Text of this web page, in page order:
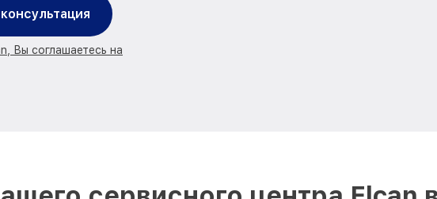
Вы соглашаетесь на